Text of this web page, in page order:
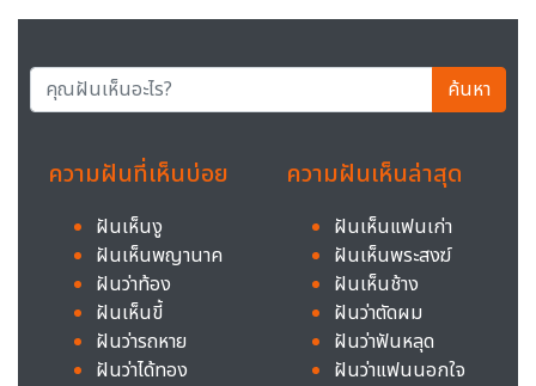
ค้นหา
ความฝันที่เห็นบ่อย
ฝันเห็นงู
ฝันเห็นพญานาค
ฝันว่าท้อง
ฝันเห็นขี้
ฝันว่ารถหาย
ฝันว่าได้ทอง
ความฝันเห็นล่าสุด
ฝันเห็นแฟนเก่า
ฝันเห็นพระสงฆ์
ฝันเห็นช้าง
ฝันว่าตัดผม
ฝันว่าฟันหลุด
ฝันว่าแฟนนอกใจ